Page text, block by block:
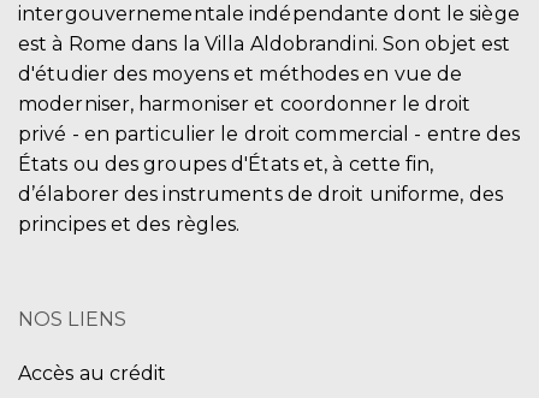
intergouvernementale indépendante dont le siège
est à Rome dans la Villa Aldobrandini. Son objet est
d'étudier des moyens et méthodes en vue de
moderniser, harmoniser et coordonner le droit
privé - en particulier le droit commercial - entre des
États ou des groupes d'États et, à cette fin,
d’élaborer des instruments de droit uniforme, des
principes et des règles.
NOS LIENS
Accès au crédit